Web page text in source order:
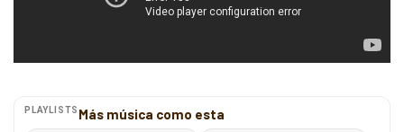
PLAYLISTS Más música como esta